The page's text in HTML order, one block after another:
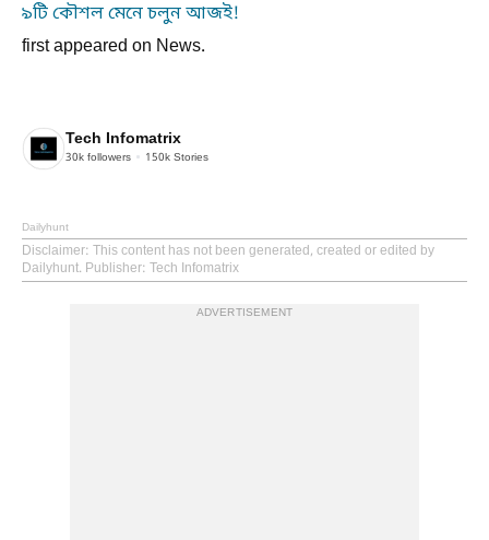
৯টি কৌশল মেনে চলুন আজই!
first appeared on News.
Tech Infomatrix
30k followers 150k Stories
Dailyhunt
Disclaimer: This content has not been generated, created or edited by
Dailyhunt. Publisher: Tech Infomatrix
ADVERTISEMENT